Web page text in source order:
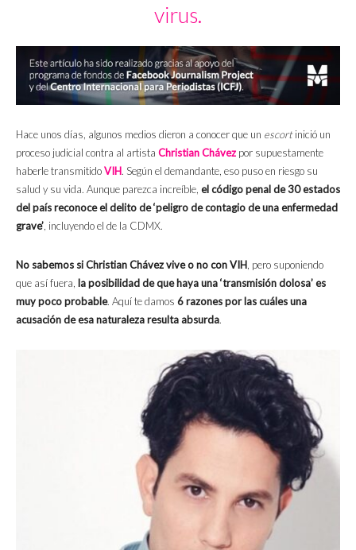
virus.
Hace unos días, algunos medios dieron a conocer que un escortinició un
proceso judicial contra al artista Christian Chávez por supuestamente
haberle transmitidoVIH. Según el demandante, eso puso en riesgo su
salud y su vida. Aunque parezca increíble, el código penal de 30 estados
del país reconoce el delito de ‘peligro de contagio de una enfermedad
grave’ , incluyendo el de la CDMX.
No sabemos si Christian Chávez vive o no con VIH , pero suponiendo
que así fuera, la posibilidad de que haya una ‘transmisión dolosa’ es
muy poco probable. Aquí te damos 6 razones por las cuáles una
acusación de esa naturaleza resulta absurda.